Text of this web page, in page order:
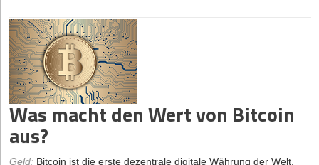
Was macht den Wert von Bitcoin
aus?
Geld: Bitcoin ist die erste dezentrale digitale Währung der Welt.